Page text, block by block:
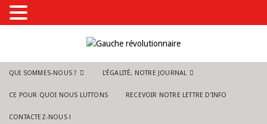
QUI SOMMES-NOUS ? L’ÉGALITÉ, NOTRE JOURNAL
CE POUR QUOI NOUS LUTTONS RECEVOIR NOTRE LETTRE D’INFO
CONTACTEZ-NOUS !